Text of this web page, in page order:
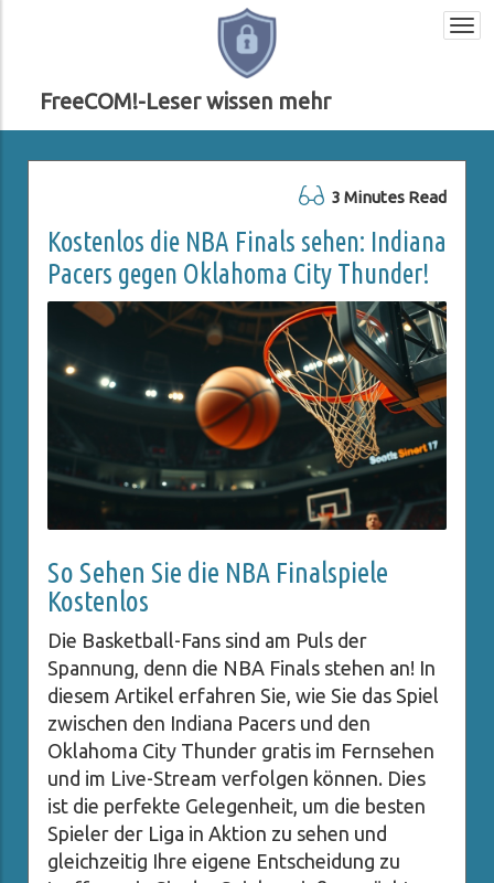
FreeCOM!-Leser wissen mehr
3 Minutes Read
Kostenlos die NBA Finals sehen: Indiana
Pacers gegen Oklahoma City Thunder!
So Sehen Sie die NBA Finalspiele
Kostenlos
Die Basketball-Fans sind am Puls der
Spannung, denn die NBA Finals stehen an! In
diesem Artikel erfahren Sie, wie Sie das Spiel
zwischen den Indiana Pacers und den
Oklahoma City Thunder gratis im Fernsehen
und im Live-Stream verfolgen können. Dies
ist die perfekte Gelegenheit, um die besten
Spieler der Liga in Aktion zu sehen und
gleichzeitig Ihre eigene Entscheidung zu